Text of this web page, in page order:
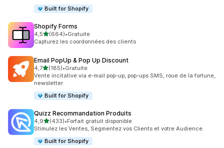
Built for Shopify
Shopify Forms
4,5étoile(s) sur 5
(664)
664 avis au total
•Gratuite
Capturez les coordonnées des clients
Email PopUp & Pop Up Discount
4,7étoile(s) sur 5
(185)
185 avis au total
•Gratuite
Vente incitative via e-mail pop-up, pop-ups SMS, roue de la fortune,
newsletter
Built for Shopify
Quizz Recommandation Produits
4,9étoile(s) sur 5
(433)
433 avis au total
•Forfait gratuit disponible
Stimulez les Ventes, Segmentez vos Clients et votre Audience.
Built for Shopify